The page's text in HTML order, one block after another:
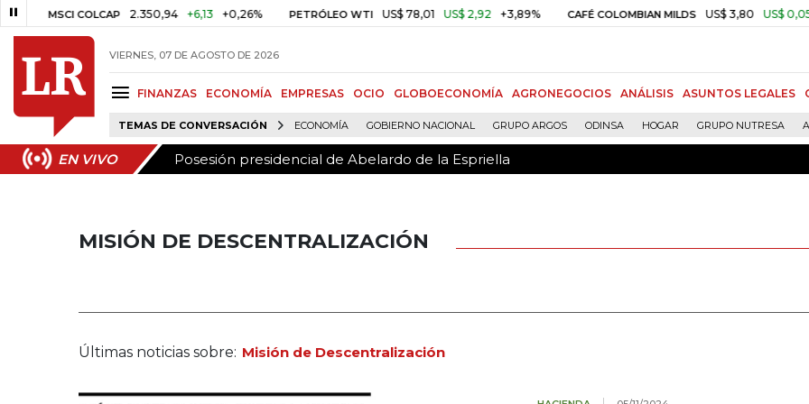
MSCI COLCAP 2.350,94 +6,13 +0,26% PETRÓLEO WTI US$ 78,01 US$ 2,92 +3,89% CAFÉ COLOMBIAN MILDS US$ 3,80 US$ 0,05
VIERNES, 07 DE AGOSTO DE 2026
FINANZAS ECONOMÍA EMPRESAS OCIO GLOBOECONOMÍA AGRONEGOCIOS ANÁLISIS ASUNTOS LEGALES
TEMAS DE CONVERSACIÓN ECONOMÍA GOBIERNO NACIONAL GRUPO ARGOS ODINSA HOGAR GRUPO NUTRESA
EN VIVO Posesión presidencial de Abelardo de la Espriella
EN VIVO Posesión presidencial de Abelardo de la Espriella
MISIÓN DE DESCENTRALIZACIÓN
Últimas noticias sobre: Misión de Descentralización